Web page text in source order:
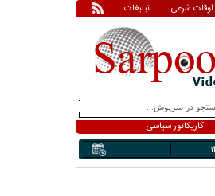
تبلیغات اوقات شرعی
کاریکاتور سیاسی